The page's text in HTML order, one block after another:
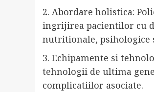
2. Abordare holistica:
ingrijirea pacientilor cu
nutritionale, psihologice
3. Echipamente si
tehnologii de ultima
complicatiilor asociate.